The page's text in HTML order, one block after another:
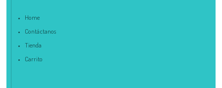
Home
Contáctanos
Tienda
Carrito